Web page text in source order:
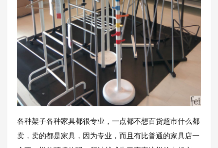
各种架子各种家具都很专业，一点都不想百货超市什么都
卖，卖的都是家具，因为专业，而且有比普通的家具店一